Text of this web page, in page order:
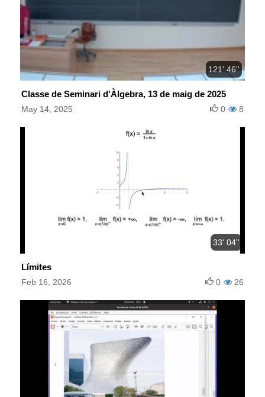
121' 46''
Classe de Seminari d'Àlgebra, 13 de maig de 2025
May 14, 2025 8
0
33' 04''
Límites
Feb 16, 2026 26
0